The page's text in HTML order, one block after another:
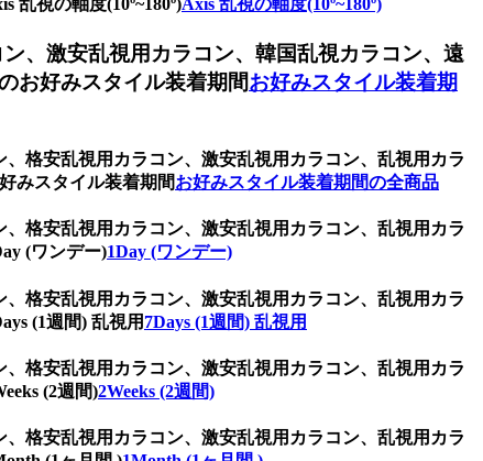
、激安乱視用カラコン、韓国乱視カラコン、遠
お好みスタイル装着期間お好みスタイル装着期
格安乱視用カラコン、激安乱視用カラコン、乱視用カラ
みスタイル装着期間お好みスタイル装着期間の全商品
格安乱視用カラコン、激安乱視用カラコン、乱視用カラ
(ワンデー)1Day (ワンデー)
格安乱視用カラコン、激安乱視用カラコン、乱視用カラ
(1週間) 乱視用 7Days (1週間) 乱視用
格安乱視用カラコン、激安乱視用カラコン、乱視用カラ
(2週間)2Weeks (2週間)
格安乱視用カラコン、激安乱視用カラコン、乱視用カラ